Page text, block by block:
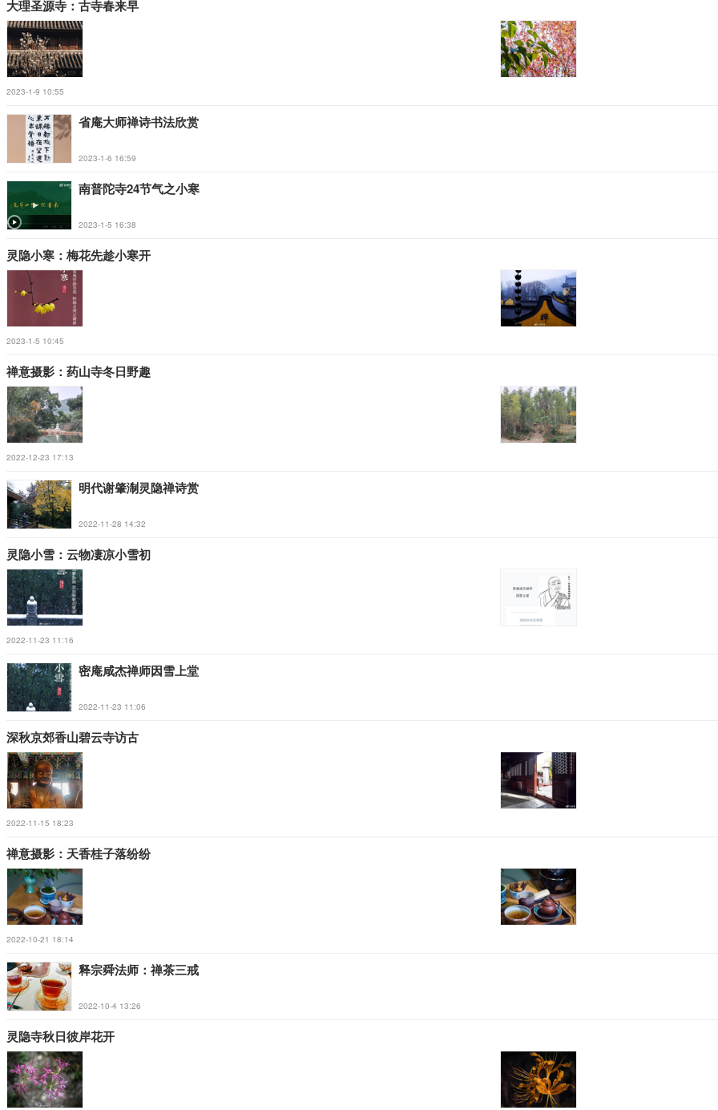
大理圣源寺：古寺春来早
2023-1-9 10:55
省庵大师禅诗书法欣赏
2023-1-6 16:59
南普陀寺24节气之小寒
2023-1-5 16:38
灵隐小寒：梅花先趁小寒开
2023-1-5 10:45
禅意摄影：药山寺冬日野趣
2022-12-23 17:13
明代谢肇淛灵隐禅诗赏
2022-11-28 14:32
灵隐小雪：云物凄凉小雪初
2022-11-23 11:16
密庵咸杰禅师因雪上堂
2022-11-23 11:06
深秋京郊香山碧云寺访古
2022-11-15 18:23
禅意摄影：天香桂子落纷纷
2022-10-21 18:14
释宗舜法师：禅茶三戒
2022-10-4 13:26
灵隐寺秋日彼岸花开